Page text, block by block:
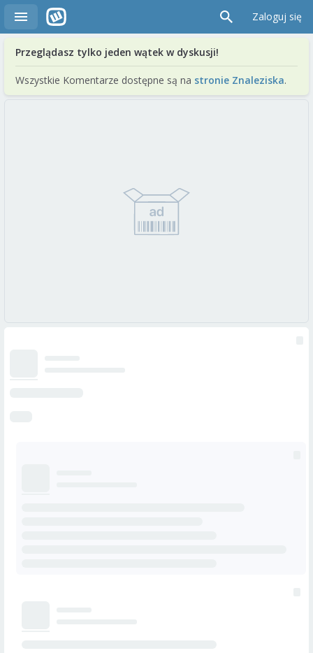
Zaloguj się
Przeglądasz tylko jeden wątek w dyskusji!
Wszystkie Komentarze dostępne są na stronie Znaleziska.